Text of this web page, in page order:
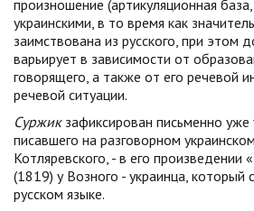
произношение (артикуляционная
украинскими, в то время как
заимствована из русского, при этом
варьирует в зависимости от
говорящего, а также от его речевой
речевой ситуации.
Суржикзафиксирован письменно уже
писавшего на разговорном
Котляревского, - в его произведении
(1819) у Возного - украинца, который
русском языке.